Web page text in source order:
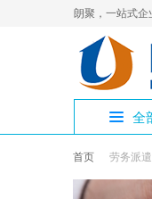
朗聚，一站式
全
开设公
首页 劳务派